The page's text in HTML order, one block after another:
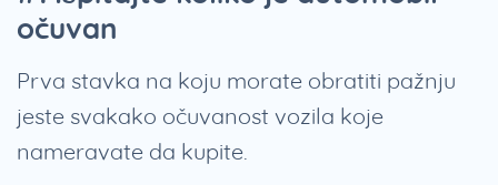
očuvan
Prva stavka na koju morate obratiti pažnju
jeste svakako očuvanost vozila koje
nameravate da kupite.